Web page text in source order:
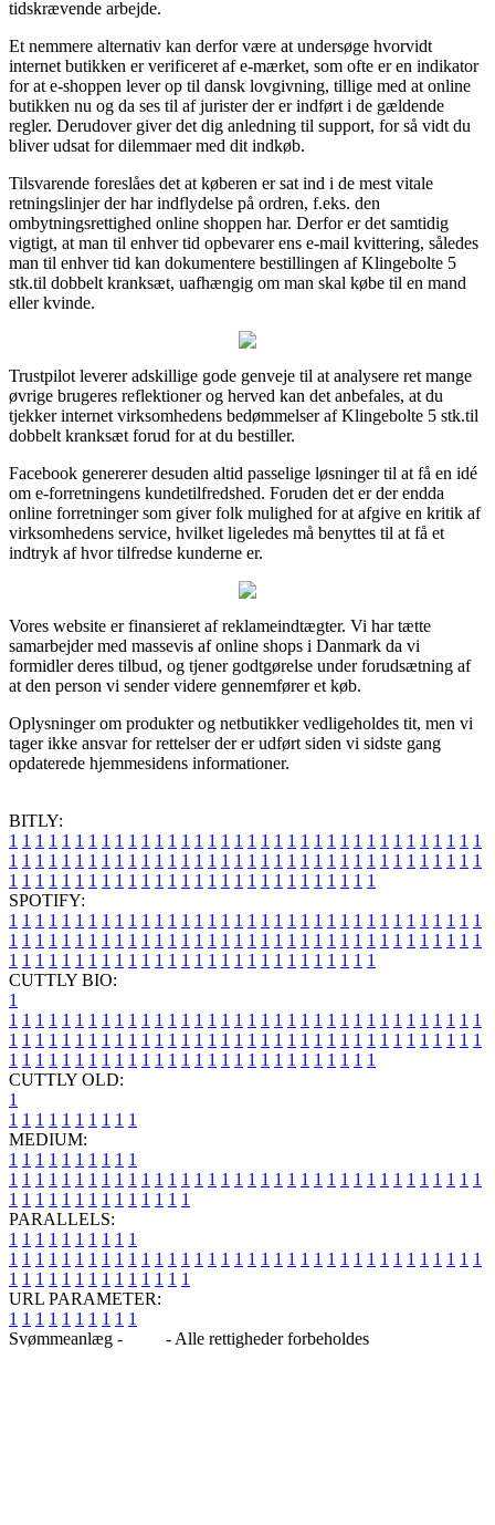
tidskrævende arbejde.
Et nemmere alternativ kan derfor være at undersøge hvorvidt
internet butikken er verificeret af e-mærket, som ofte er en indikator
for at e-shoppen lever op til dansk lovgivning, tillige med at online
butikken nu og da ses til af jurister der er indført i de gældende
regler. Derudover giver det dig anledning til support, for så vidt du
bliver udsat for dilemmaer med dit indkøb.
Tilsvarende foreslåes det at køberen er sat ind i de mest vitale
retningslinjer der har indflydelse på ordren, f.eks. den
ombytningsrettighed online shoppen har. Derfor er det samtidig
vigtigt, at man til enhver tid opbevarer ens e-mail kvittering, således
man til enhver tid kan dokumentere bestillingen af Klingebolte 5
stk.til dobbelt kranksæt, uafhængig om man skal købe til en mand
eller kvinde.
Trustpilot leverer adskillige gode genveje til at analysere ret mange
øvrige brugeres reflektioner og herved kan det anbefales, at du
tjekker internet virksomhedens bedømmelser af Klingebolte 5 stk.til
dobbelt kranksæt forud for at du bestiller.
Facebook genererer desuden altid passelige løsninger til at få en idé
om e-forretningens kundetilfredshed. Foruden det er der endda
online forretninger som giver folk mulighed for at afgive en kritik af
virksomhedens service, hvilket ligeledes må benyttes til at få et
indtryk af hvor tilfredse kunderne er.
Vores website er finansieret af reklameindtægter. Vi har tætte
samarbejder med massevis af online shops i Danmark da vi
formidler deres tilbud, og tjener godtgørelse under forudsætning af
at den person vi sender videre gennemfører et køb.
Oplysninger om produkter og netbutikker vedligeholdes tit, men vi
tager ikke ansvar for rettelser der er udført siden vi sidste gang
opdaterede hjemmesidens informationer.
BITLY:
1 1 1 1 1 1 1 1 1 1 1 1 1 1 1 1 1 1 1 1 1 1 1 1 1 1 1 1 1 1 1 1 1 1 1 1
1 1 1 1 1 1 1 1 1 1 1 1 1 1 1 1 1 1 1 1 1 1 1 1 1 1 1 1 1 1 1 1 1 1 1 1
1 1 1 1 1 1 1 1 1 1 1 1 1 1 1 1 1 1 1 1 1 1 1 1 1 1 1 1
SPOTIFY:
1 1 1 1 1 1 1 1 1 1 1 1 1 1 1 1 1 1 1 1 1 1 1 1 1 1 1 1 1 1 1 1 1 1 1 1
1 1 1 1 1 1 1 1 1 1 1 1 1 1 1 1 1 1 1 1 1 1 1 1 1 1 1 1 1 1 1 1 1 1 1 1
1 1 1 1 1 1 1 1 1 1 1 1 1 1 1 1 1 1 1 1 1 1 1 1 1 1 1 1
CUTTLY BIO:
1
1 1 1 1 1 1 1 1 1 1 1 1 1 1 1 1 1 1 1 1 1 1 1 1 1 1 1 1 1 1 1 1 1 1 1 1
1 1 1 1 1 1 1 1 1 1 1 1 1 1 1 1 1 1 1 1 1 1 1 1 1 1 1 1 1 1 1 1 1 1 1 1
1 1 1 1 1 1 1 1 1 1 1 1 1 1 1 1 1 1 1 1 1 1 1 1 1 1 1 1
CUTTLY OLD:
1
1 1 1 1 1 1 1 1 1 1
MEDIUM:
1 1 1 1 1 1 1 1 1 1
1 1 1 1 1 1 1 1 1 1 1 1 1 1 1 1 1 1 1 1 1 1 1 1 1 1 1 1 1 1 1 1 1 1 1 1
1 1 1 1 1 1 1 1 1 1 1 1 1 1
PARALLELS:
1 1 1 1 1 1 1 1 1 1
1 1 1 1 1 1 1 1 1 1 1 1 1 1 1 1 1 1 1 1 1 1 1 1 1 1 1 1 1 1 1 1 1 1 1 1
1 1 1 1 1 1 1 1 1 1 1 1 1 1
URL PARAMETER:
1 1 1 1 1 1 1 1 1 1
Svømmeanlæg -
- Alle rettigheder forbeholdes